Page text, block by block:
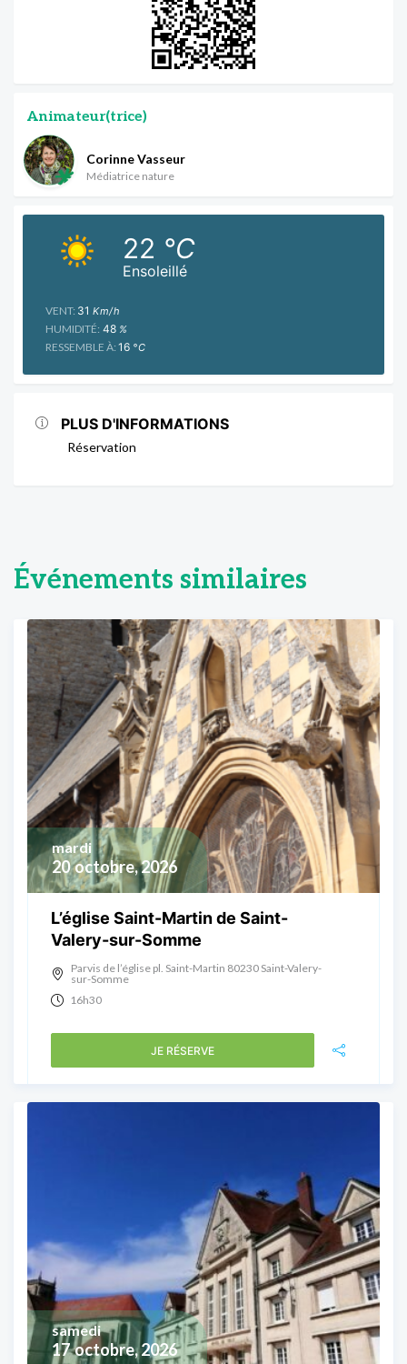
Animateur(trice)
Corinne Vasseur
Médiatrice nature
Ensoleillé
22 °C
VENT: 31 Km/h
HUMIDITÉ: 48 %
RESSEMBLE À: 16 °C
PLUS D'INFORMATIONS
Réservation
Événements similaires
20 octobre, 2026
mardi
L’église Saint-Martin de Saint-
Valery-sur-Somme
Parvis de l’église pl. Saint-Martin 80230 Saint-Valery-
sur-Somme
16h30
JE RÉSERVE
17 octobre, 2026
samedi